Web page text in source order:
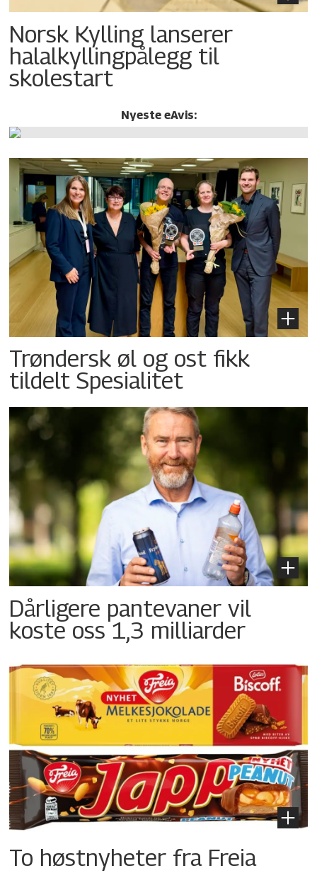
Norsk Kylling lanserer
halalkylling­pålegg til
skolestart
Nyeste eAvis:
Trøndersk øl og ost fikk
tildelt Spesialitet
Dårligere pantevaner vil
koste oss 1,3 milliarder
To høstnyheter fra Freia